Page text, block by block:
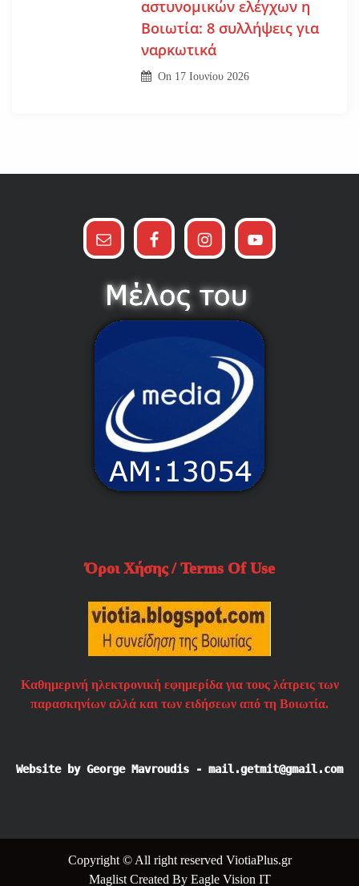
αστυνομικών ελέγχων η
Βοιωτία: 8 συλλήψεις για
ναρκωτικά
On 17 Ιουνίου 2026
Όροι Χήσης / Terms Of Use
Καθημερινή ηλεκτρονική εφημερίδα για τους λάτρεις των
παρασκηνίων αλλά και των ειδήσεων από τη Βοιωτία.
Website by George Mavroudis - mail.getmit@gmail.com
Copyright © All right reserved ViotiaPlus.gr
Maglist Created By Eagle Vision IT